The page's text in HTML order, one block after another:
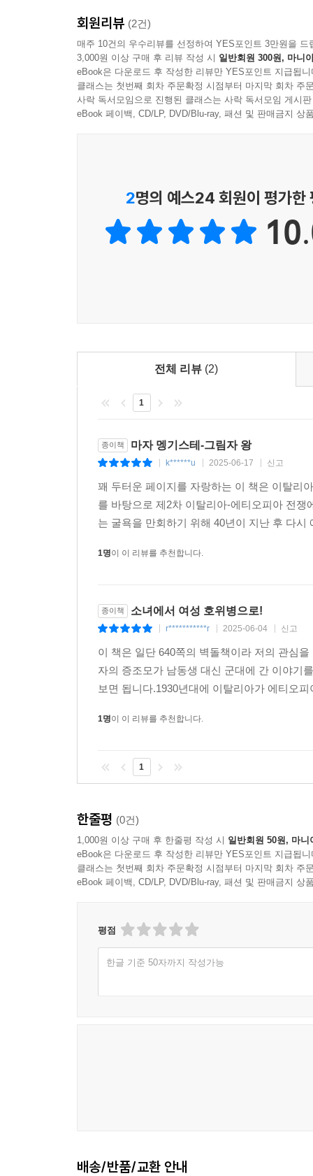
수십 년간 일한 요리사는 전쟁이 터지자 자유를
또한 소설은 다양한 인물의 시점에서 서사를 진
에토레의 입을 통해서는 그들 역시 가족이 있으
한탄을 섬세하게 표현해, ‘그림자 왕’이 등장할 수
사회적 차별에도 불구하고 자아를 펼치려는 여
- [퍼블리셔스 위클리]
『그림자 왕』은 식민지 정복의 무력한 희생자
대단한 영웅이다. 멩기스테는 야심차게 캔버스를
- [월스트리트 저널]
『그림자 왕』은 전쟁 속 여성의 역할에 경의를
회원리뷰 (2건)
매주 10건의 우수리뷰를 선정하여 YES포인트 3만원을 드
3,000원 이상 구매 후 리뷰 작성 시 일반회원 300원, 마니
eBook은 다운로드 후 작성한 리뷰만 YES포인트 지급됩니
클래스는 첫번째 회차 주문확정 시점부터 마지막 회차 주
사락 독서모임으로 진행된 클래스는 사락 독서모임 게시
eBook 페이백, CD/LP, DVD/Blu-ray, 패션 및 판매금지 상
2명의 예스24 회원이 평가한
전체 리뷰 (2)
1
종이책 마자 멩기스테-그림자 왕
k******u 2025-06-17 신고
꽤 두터운 페이지를 자랑하는 이 책은 이탈리
를 바탕으로 제2차 이탈리아-에티오피아 전
는 굴욕을 만회하기 위해 40년이 지난 후 다
1명이 이 리뷰를 추천합니다.
종이책 소녀에서 여성 호위병으로!
r***********r 2025-06-04 신고
이 책은 일단 640쪽의 벽돌책이라 저의 관심
자의 증조모가 남동생 대신 군대에 간 이야기
보면 됩니다.1930년대에 이탈리아가 에티오
1명이 이 리뷰를 추천합니다.
1
한줄평 (0건)
1,000원 이상 구매 후 한줄평 작성 시 일반회원 50원, 마니
eBook은 다운로드 후 작성한 리뷰만 YES포인트 지급됩니
클래스는 첫번째 회차 주문확정 시점부터 마지막 회차 주
eBook 페이백, CD/LP, DVD/Blu-ray, 패션 및 판매금지 상
평점
한글 기준 50자까지 작성가능
배송/반품/교환 안내